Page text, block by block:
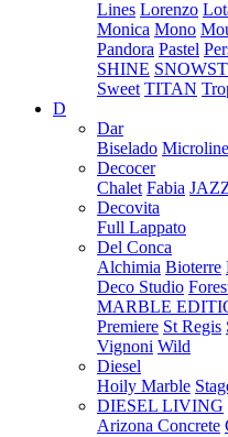
Lines Lorenzo
Monica Mono
Pandora Pastel
SHINE
Sweet TITAN
D
Dar
Biselado Microline
Decocer
Chalet Fabia
Decovita
Full Lappato
Del Conca
Alchimia Bioterre
Deco Studio
MARBLE
Premiere St Regis
Vignoni Wild
Diesel
Hoily Marble
DIESEL LIVING
Arizona Concrete